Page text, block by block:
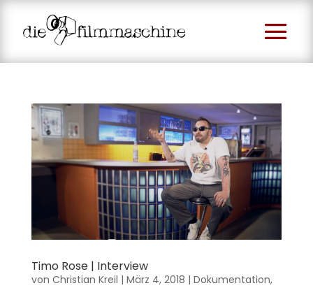
Timo Rose | Interview
von Christian Kreil | März 4, 2018 | Dokumentation,